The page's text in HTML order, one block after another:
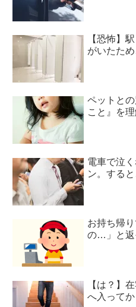
【恐怖】
がいたた
ペットと
こと』を
電車で泣
ン。する
お持ち帰
の…」と返
【は？】
へ入って